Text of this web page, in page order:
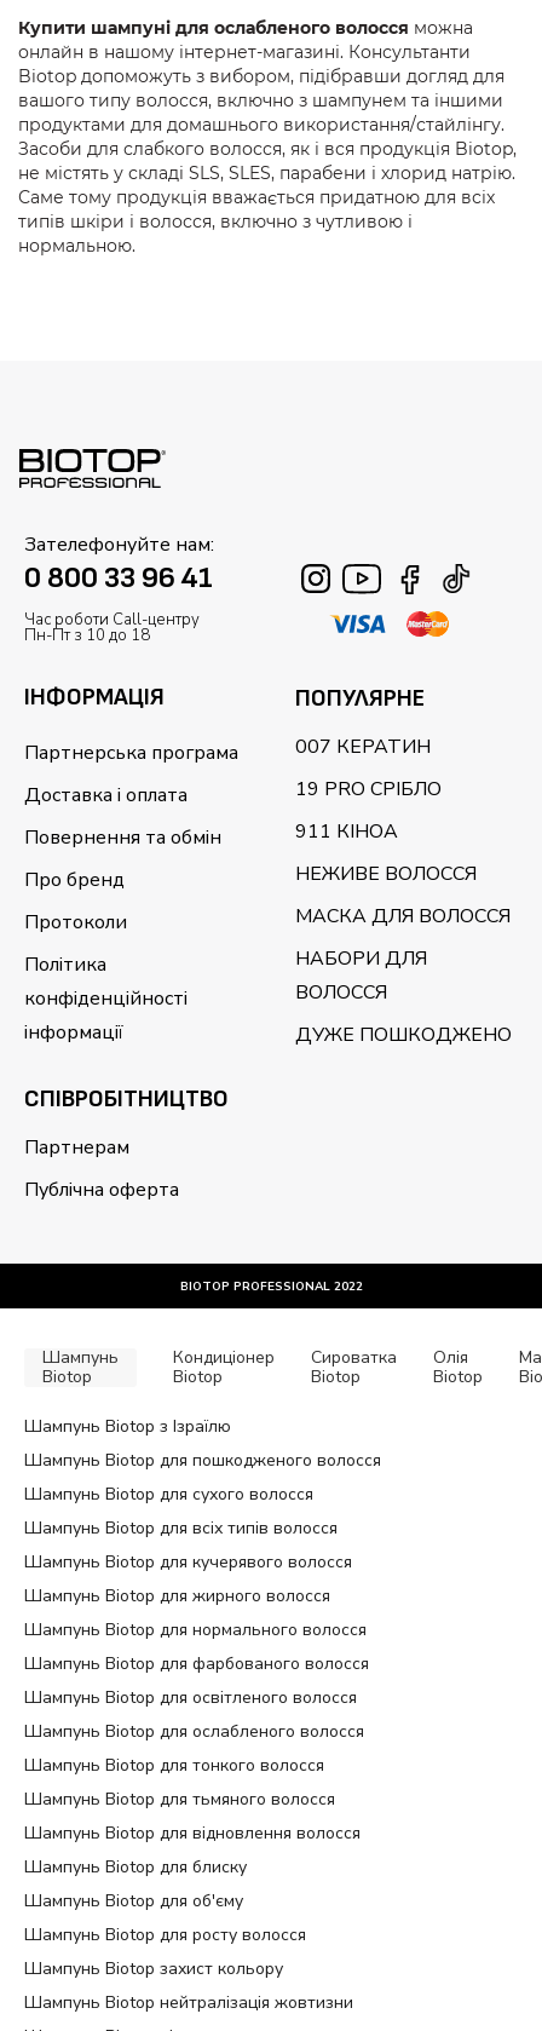
Купити шампуні для ослабленого волосся можна
онлайн в нашому інтернет-магазині. Консультанти
Biotop допоможуть з вибором, підібравши догляд для
вашого типу волосся, включно з шампунем та іншими
продуктами для домашнього використання/стайлінгу.
Засоби для слабкого волосся, як і вся продукція Biotop,
не містять у складі SLS, SLES, парабени і хлорид натрію.
Саме тому продукція вважається придатною для всіх
типів шкіри і волосся, включно з чутливою і
нормальною.
Зателефонуйте нам:
0 800 33 96 41
Час роботи Call-центру
Пн-Пт з 10 до 18
ІНФОРМАЦІЯ
Партнерська програма
Доставка і оплата
Повернення та обмін
Про бренд
Протоколи
Політика
конфіденційності
інформації
ПОПУЛЯРНЕ
007 КЕРАТИН
19 PRO СРІБЛО
911 КІНОА
НЕЖИВЕ ВОЛОССЯ
МАСКА ДЛЯ ВОЛОССЯ
НАБОРИ ДЛЯ
ВОЛОССЯ
ДУЖЕ ПОШКОДЖЕНО
CПІВРОБІТНИЦТВО
Партнерам
Публічна оферта
BIOTOP PROFESSIONAL 2022
Шампунь
Biotop
Кондиціонер
Biotop
Сироватка
Biotop
Олія
Biotop
Шампунь Biotop з Ізраїлю
Шампунь Biotop для пошкодженого волосся
Шампунь Biotop для сухого волосся
Шампунь Biotop для всіх типів волосся
Шампунь Biotop для кучерявого волосся
Шампунь Biotop для жирного волосся
Шампунь Biotop для нормального волосся
Шампунь Biotop для фарбованого волосся
Шампунь Biotop для освітленого волосся
Шампунь Biotop для ослабленого волосся
Шампунь Biotop для тонкого волосся
Шампунь Biotop для тьмяного волосся
Шампунь Biotop для відновлення волосся
Шампунь Biotop для блиску
Шампунь Biotop для об'єму
Шампунь Biotop для росту волосся
Шампунь Biotop захист кольору
Шампунь Biotop нейтралізація жовтизни